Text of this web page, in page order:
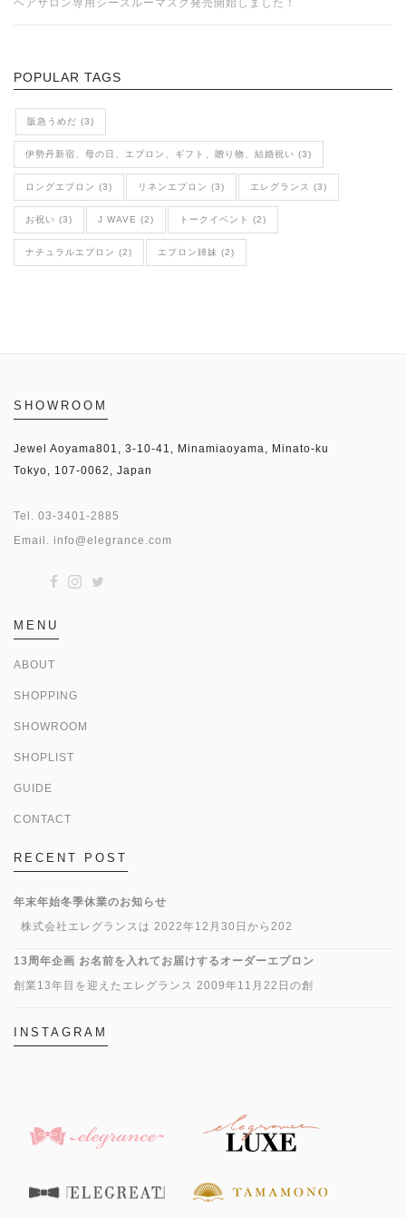
ヘアサロン専用シースルーマスク発売開始しました！
POPULAR TAGS
阪急うめだ (3)
伊勢丹新宿、母の日、エプロン、ギフト、贈り物、結婚祝い (3)
ロングエプロン (3) リネンエプロン (3) エレグランス (3)
お祝い (3) J WAVE (2) トークイベント (2)
ナチュラルエプロン (2) エプロン姉妹 (2)
SHOWROOM
Jewel Aoyama801, 3-10-41, Minamiaoyama, Minato-ku
Tokyo, 107-0062, Japan
Tel. 03-3401-2885
Email. info@elegrance.com
MENU
ABOUT
SHOPPING
SHOWROOM
SHOPLIST
GUIDE
CONTACT
RECENT POST
年末年始冬季休業のお知らせ
株式会社エレグランスは 2022年12月30日から202
13周年企画 お名前を入れてお届けするオーダーエプロン
創業13年目を迎えたエレグランス 2009年11月22日の創
INSTAGRAM